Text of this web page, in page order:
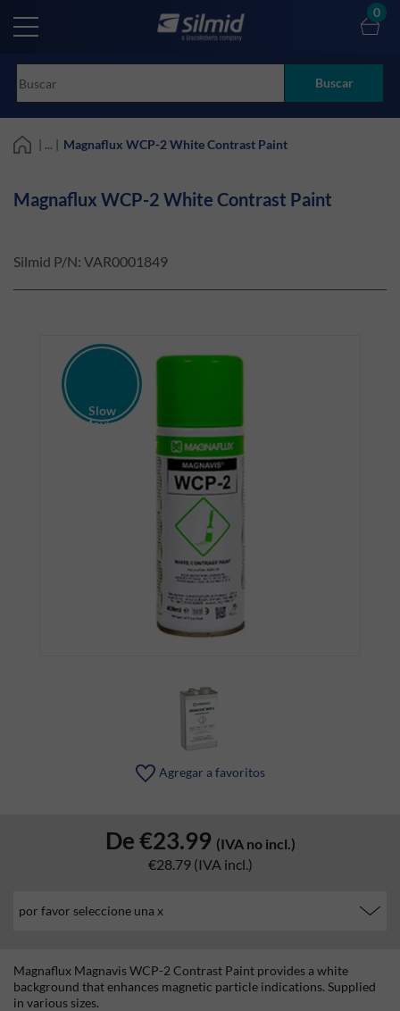
main
Buscar
0
| ... | Magnaflux WCP-2 White Contrast Paint
Magnaflux WCP-2 White Contrast Paint
Silmid P/N: VAR0001849
Slow
Moving
Agregar a favoritos
De€23.99 (IVA no incl.)
€28.79 (IVA incl.)
Magnaflux Magnavis WCP-2 Contrast Paint provides a white
background that enhances magnetic particle indications. Supplied
in various sizes.